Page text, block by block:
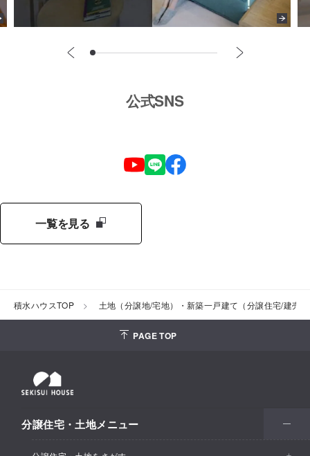
公式SNS
一覧を見る
積水ハウスTOP 土地（分譲地/宅地）・新築一戸建て（分譲住宅/建売
PAGE TOP
分譲住宅・土地メニュー